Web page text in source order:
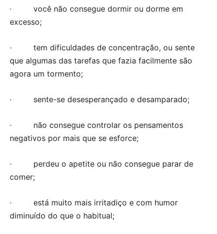
· você não consegue dormir ou dorme em
excesso;
· tem dificuldades de concentração, ou sente
que algumas das tarefas que fazia facilmente são
agora um tormento;
· sente-se desesperançado e desamparado;
· não consegue controlar os pensamentos
negativos por mais que se esforce;
· perdeu o apetite ou não consegue parar de
comer;
· está muito mais irritadiço e com humor
diminuído do que o habitual;